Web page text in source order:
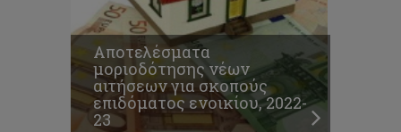
Αποτελέσματα
μοριοδότησης νέων
αιτήσεων για σκοπούς
επιδόματος ενοικίου, 2022-
23